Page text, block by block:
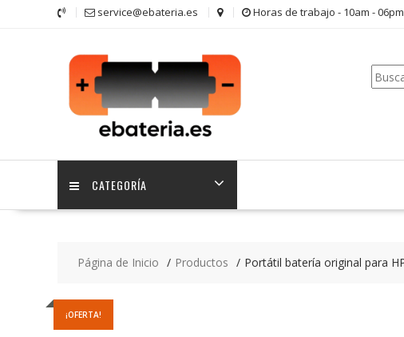
service@ebateria.es Horas de trabajo - 10am - 06pm
CATEGORÍA
Página de Inicio Productos Portátil batería original para
¡OFERTA!